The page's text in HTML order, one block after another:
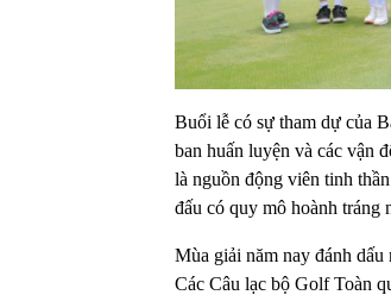
Buổi lễ có sự tham dự của
ban huấn luyện và các vận
là nguồn động viên tinh
đấu có quy mô hoành tráng
Mùa giải năm nay đánh
Các Câu lạc bộ Golf Toàn